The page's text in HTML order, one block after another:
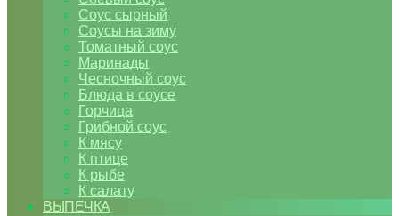
Соус сырный
Соусы на зиму
Томатный соус
Маринады
Чесночный соус
Блюда в соусе
Горчица
Грибной соус
К мясу
К птице
К рыбе
К салату
ВЫПЕЧКА